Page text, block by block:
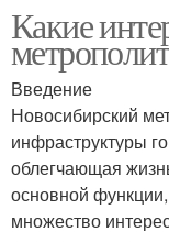
Какие
Введение
Новосибирский
инфраструктуры
облегчающая
основной
множество